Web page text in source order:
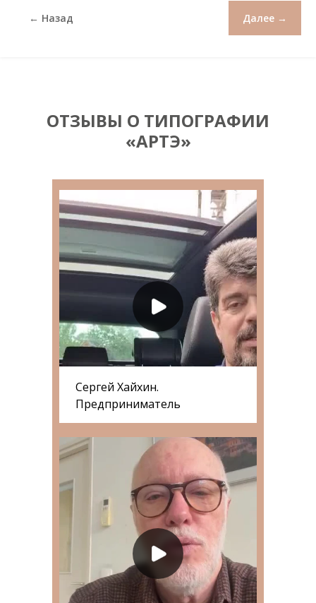
← Назад Далее →
ОТЗЫВЫ О ТИПОГРАФИИ
«АРТЭ»
Сергей Хайхин.
Предприниматель